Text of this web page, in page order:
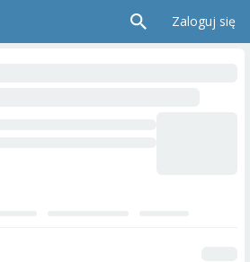
Zaloguj się